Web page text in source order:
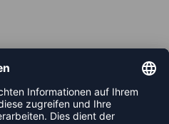
UND VERPASSE KEINE